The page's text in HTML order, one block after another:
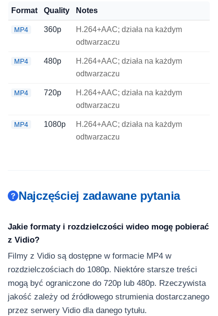
Format Quality Notes
MP4 360p
H.264+AAC; działa na każdym
odtwarzaczu
MP4 480p
H.264+AAC; działa na każdym
odtwarzaczu
MP4 720p
H.264+AAC; działa na każdym
odtwarzaczu
MP4 1080p
H.264+AAC; działa na każdym
odtwarzaczu
Najczęściej zadawane pytania
Jakie formaty i rozdzielczości wideo mogę pobierać
z Vidio?
Filmy z Vidio są dostępne w formacie MP4 w
rozdzielczościach do 1080p. Niektóre starsze treści
mogą być ograniczone do 720p lub 480p. Rzeczywista
jakość zależy od źródłowego strumienia dostarczanego
przez serwery Vidio dla danego tytułu.